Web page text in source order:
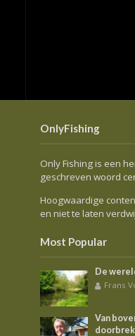
OnlyFishing
Only Fishing is een
geschreven woord
Hoogwaardige
en niet te laten
Most Popular
De
Frans
Van